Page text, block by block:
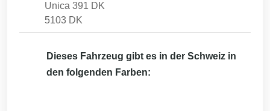
Unica 391 DK
5103 DK
Dieses Fahrzeug gibt es in der Schweiz in
den folgenden Farben: